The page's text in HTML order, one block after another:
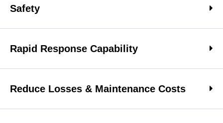
Safety
Rapid Response Capability
Reduce Losses & Maintenance Costs